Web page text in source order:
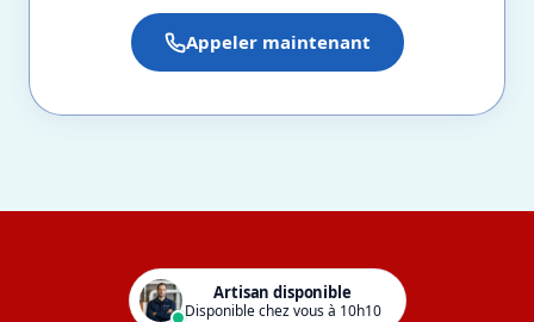
Appeler maintenant
Artisan disponible
Disponible chez vous à 10h10